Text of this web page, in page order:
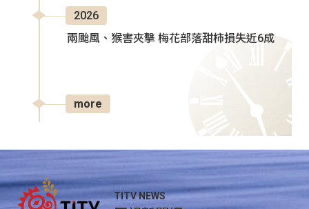
2026
兩颱風、猴害夾擊 梅花部落甜柿損失近6成
more
TITV NEWS